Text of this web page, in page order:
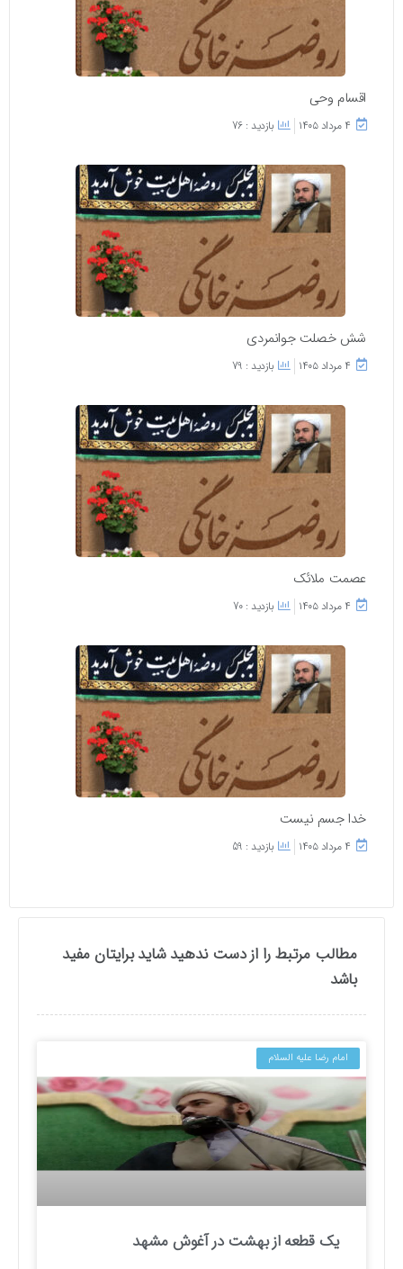
اقسام وحی
۴ مرداد ۱۴۰۵ بازدید : 76
شش خصلت جوانمردی
۴ مرداد ۱۴۰۵ بازدید : 79
عصمت ملائک
۴ مرداد ۱۴۰۵ بازدید : 70
خدا جسم نیست
۴ مرداد ۱۴۰۵ بازدید : 59
مطالب مرتبط را از دست ندهید شاید برایتان مفید
باشد
امام رضا علیه السلام
یک قطعه از بهشت در آغوش مشهد